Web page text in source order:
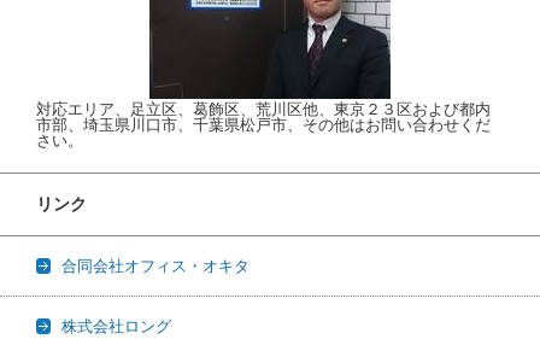
対応エリア、足立区、葛飾区、荒川区他、東京２３区および都内
市部、埼玉県川口市、千葉県松戸市、その他はお問い合わせくだ
さい。
リンク
合同会社オフィス・オキタ
株式会社ロング